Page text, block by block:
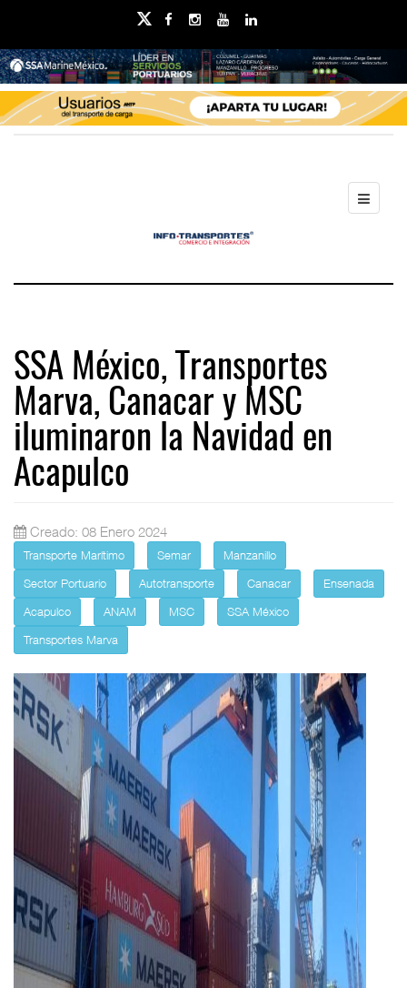
SSA México, Transportes
Marva, Canacar y MSC
iluminaron la Navidad en
Acapulco
Creado: 08 Enero 2024
Transporte Marítimo Semar
Manzanillo
Sector Portuario
Autotransporte Canacar
Ensenada
Acapulco
ANAM MSC
SSA México
Transportes Marva